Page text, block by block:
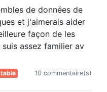
de données de
et j'aimerais aider
façon de les
assez familier av
10 commentaire(s)